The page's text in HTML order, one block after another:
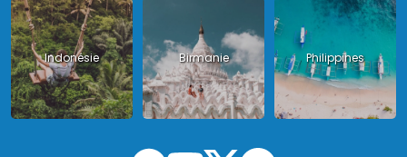
Indonésie Birmanie Philippines